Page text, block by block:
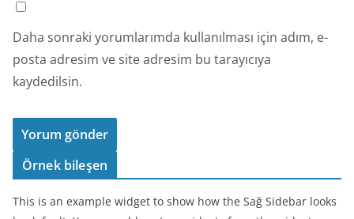
Daha sonraki yorumlarımda kullanılması için adım, e-
posta adresim ve site adresim bu tarayıcıya
kaydedilsin.
Örnek bileşen
This is an example widget to show how the Sağ Sidebar looks